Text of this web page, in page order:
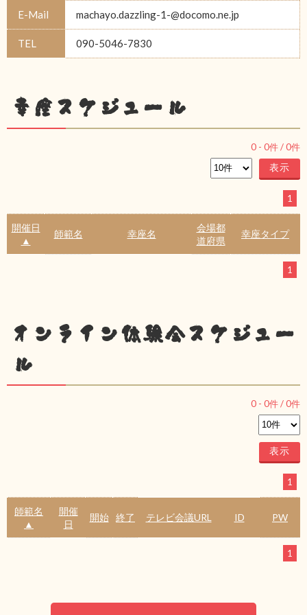
E-Mail machayo.dazzling-1-@docomo.ne.jp
TEL 090-5046-7830
幸座スケジュール
0 - 0件 /0件
1
開催日
▲
師範名 幸座名
会場都
道府県
幸座タイプ
1
オンライン体験会スケジュー
ル
0 - 0件 /0件
1
師範名
▲
開催
日
開始 終了 テレビ会議URL ID PW
1